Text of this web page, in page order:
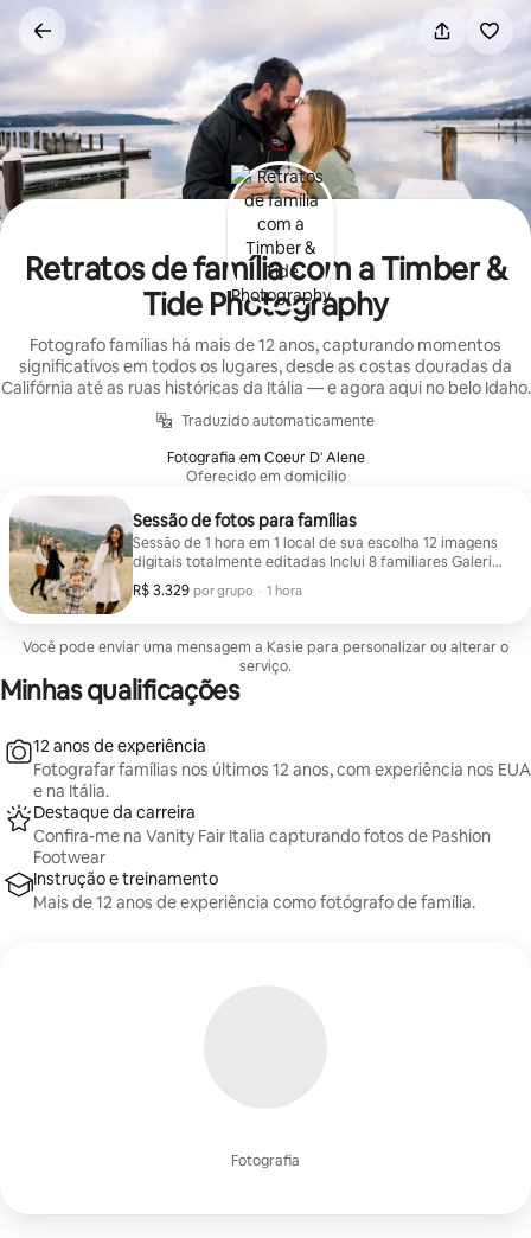
Pular
conteúdo
Retratos de família com a Timber &
Tide Photography
Fotografo famílias há mais de 12 anos, capturando momentos
significativos em todos os lugares, desde as costas douradas da
Califórnia até as ruas históricas da Itália — e agora aqui no belo Idaho.
Traduzido automaticamente
Fotografia em Coeur D' Alene
Oferecido em domicílio
Sessão de fotos para famílias
Sessão de 1 hora em 1 local de sua escolha 12 imagens
digitais totalmente editadas Inclui 8 familiares Galeria
online disponível por 12 meses
R$ 3.329 por grupo
R$ 3.329 por grupo
, · 1 hora
Você pode enviar uma mensagem a Kasie para personalizar ou alterar o
serviço.
Minhas qualificações
Fotografia
12 anos de experiência
Fotografar famílias nos últimos 12 anos, com experiência nos EUA
e na Itália.
Destaque da carreira
Confira-me na Vanity Fair Italia capturando fotos de Pashion
Footwear
Instrução e treinamento
Mais de 12 anos de experiência como fotógrafo de família.